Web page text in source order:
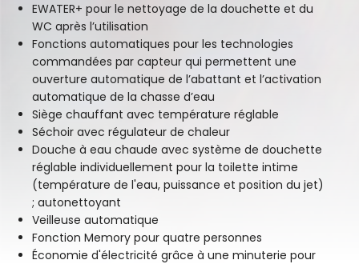
EWATER+ pour le nettoyage de la douchette et du
WC après l’utilisation
Fonctions automatiques pour les technologies
commandées par capteur qui permettent une
ouverture automatique de l’abattant et l’activation
automatique de la chasse d’eau
Siège chauffant avec température réglable
Séchoir avec régulateur de chaleur
Douche à eau chaude avec système de douchette
réglable individuellement pour la toilette intime
(température de l'eau, puissance et position du jet)
; autonettoyant
Veilleuse automatique
Fonction Memory pour quatre personnes
Économie d'électricité grâce à une minuterie pour